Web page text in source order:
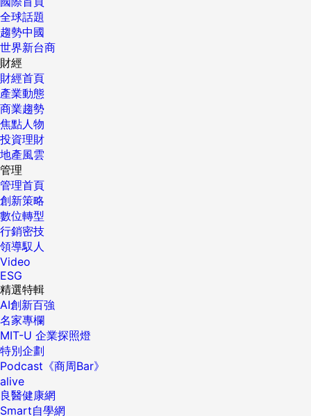
全球話題
趨勢中國
世界新台商
財經
財經首頁
產業動態
商業趨勢
焦點人物
投資理財
地產風雲
管理
管理首頁
創新策略
數位轉型
行銷密技
領導馭人
Video
ESG
精選特輯
AI創新百強
名家專欄
MIT-U 企業探照燈
特別企劃
Podcast《商周Bar》
alive
良醫健康網
Smart自學網